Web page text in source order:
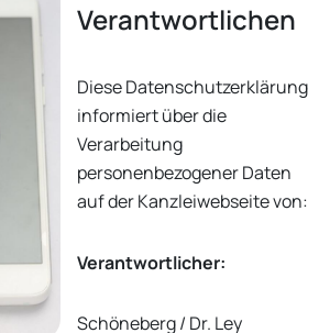
Verantwortlichen
Diese Datenschutzerklärung
informiert über die
Verarbeitung
personenbezogener Daten
auf der Kanzleiwebseite von:
Verantwortlicher:
Schöneberg / Dr. Ley